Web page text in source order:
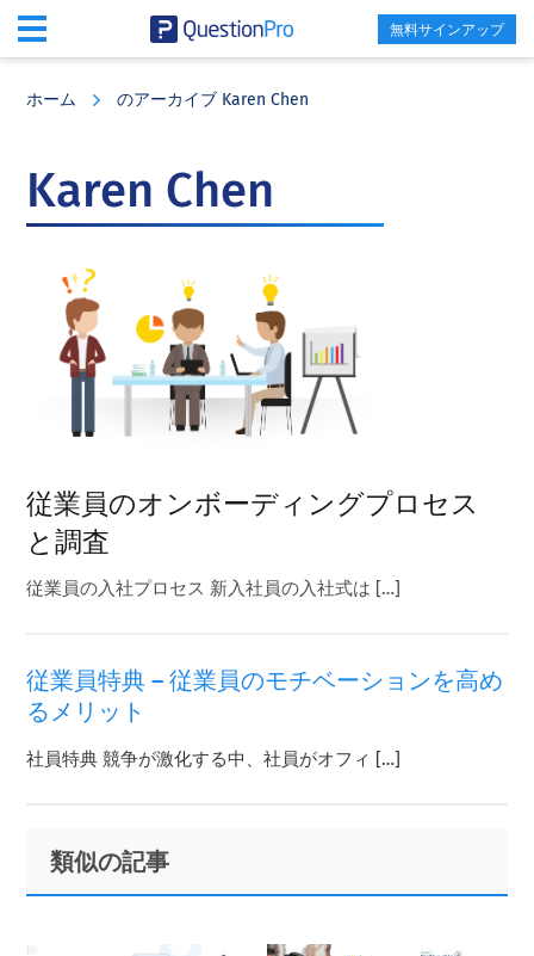
無料サインアップ
ホーム のアーカイブ Karen Chen
Karen Chen
従業員のオンボーディングプロセス
と調査
従業員の入社プロセス 新入社員の入社式は […]
従業員特典 – 従業員のモチベーションを高め
るメリット
社員特典 競争が激化する中、社員がオフィ […]
Primary
Sidebar
Footer
類似の記事